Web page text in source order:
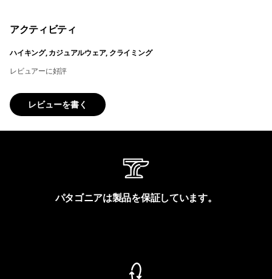
アクティビティ
ハイキング, カジュアルウェア, クライミング
レビュアーに好評
レビューを書く
パタゴニアは製品を保証しています。